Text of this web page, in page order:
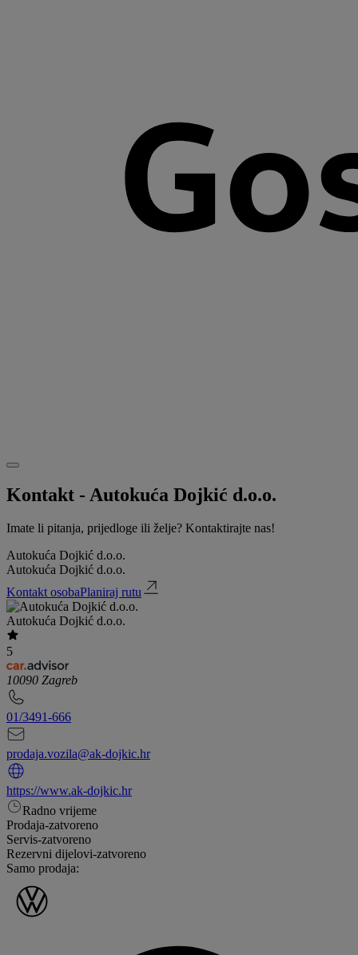
Kontakt - Autokuća Dojkić d.o.o.
Imate li pitanja, prijedloge ili želje? Kontaktirajte nas!
Autokuća Dojkić d.o.o.
Autokuća Dojkić d.o.o.
Kontakt osobaPlaniraj rutu
Autokuća Dojkić d.o.o.
5
10090 Zagreb
01/3491-666
prodaja.vozila@ak-dojkic.hr
https://www.ak-dojkic.hr
Radno vrijeme
Prodaja-zatvoreno
Servis-zatvoreno
Rezervni dijelovi-zatvoreno
Samo prodaja: